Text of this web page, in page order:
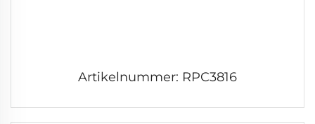
Artikelnummer: RPC3816